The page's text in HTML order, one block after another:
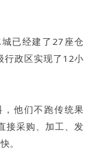
已经建了27座仓
行政区实现了12小
他们不跑传统果
接采购、加工、发
。